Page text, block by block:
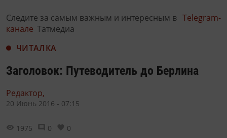
Следите за самым важным и интересным в Telegram-
канале Татмедиа
ЧИТАЛКА
Заголовок: Путеводитель до Берлина
Редактор,
20 Июнь 2016 - 07:15
1975 0 0